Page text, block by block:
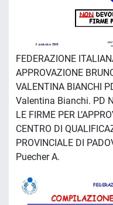
FEDERAZIONE
APPROVAZIONE
VALENTINA BIANCHI
Valentina Bianchi. PD
LE FIRME PER
CENTRO DI
PROVINCIALE DI
Puecher A.